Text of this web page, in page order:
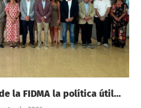
la FIDMA la política útil...